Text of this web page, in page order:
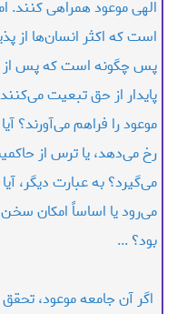
الهی موعود همراهی کنند.
است که اکثر انسان‌ها از
پس چگونه است که پس از
پایدار از حق تبعیت
موعود را فراهم می‌آورند؟
رخ می‌دهد، یا ترس از
می‌گیرد؟ به عبارت دیگر،
می‌رود یا اساساً امکان
بود؟ ...
اگر آن جامعه موعود، تحقق